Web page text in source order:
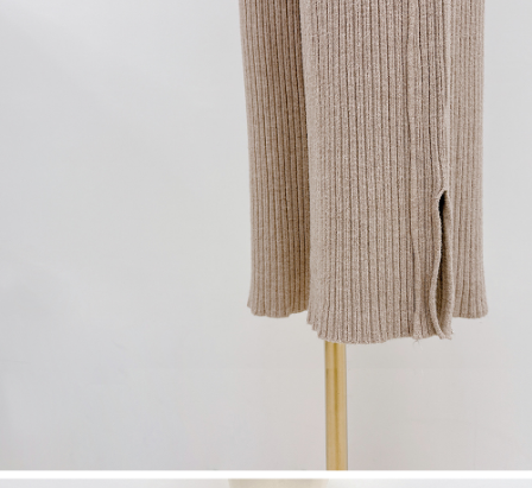
2. Pilihan kaedah pembayaran "Pembayaran Ansuran Gogo", selepas
pesanan ditubuhkan, akan secara automatik dialihkan ke proses
transaksi Gogo, selepas pengesahan nombor telefon, pilih bilangan
ansuran yang diingini, tarikh akhir pembayaran, dan setelah
mengesahkan pembayaran, transaksi akan selesai.
3. Jumlah kelulusan sebenar, bilangan ansuran dan jumlah bayaran
adalah berdasarkan halaman pengesahan transaksi seterusnya.
4. Dalam masa 30 minit selepas pesanan ditubuhkan, jika tidak pergi
untuk mengesahkan transaksi atau jika tidak lulus semakan, pesanan
akan dibatalkan secara automatik. Jika terdapat situasi "pindah untuk
semakan khusus" yang tidak lulus, ini menunjukkan bahawa sistem
penilaian tidak mencukupi, tiada penjelasan mengenai kandungan
【Penerangan Kaedah Pembayaran】
1. Pembayaran ansuran tidak digabungkan dalam bil telekomunikasi,
saluran lain.
peribadi yang disenaraikan seperti di atas akan dikumpul dan digunakan
oleh AFTEE, sila jangan gunakan perkhidmatan ini.